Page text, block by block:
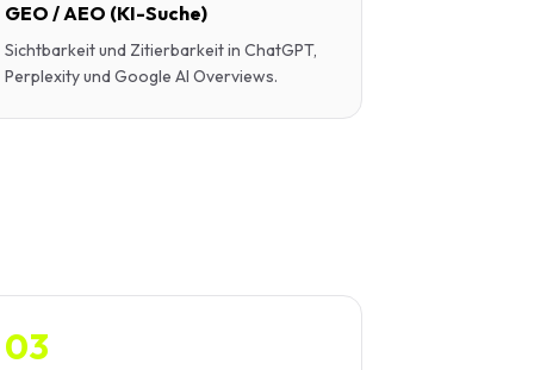
GEO / AEO (KI-Suche)
Sichtbarkeit und Zitierbarkeit in ChatGPT,
Perplexity und Google AI Overviews.
03